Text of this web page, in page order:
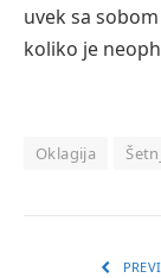
uvek sa
koliko je
Oklagija